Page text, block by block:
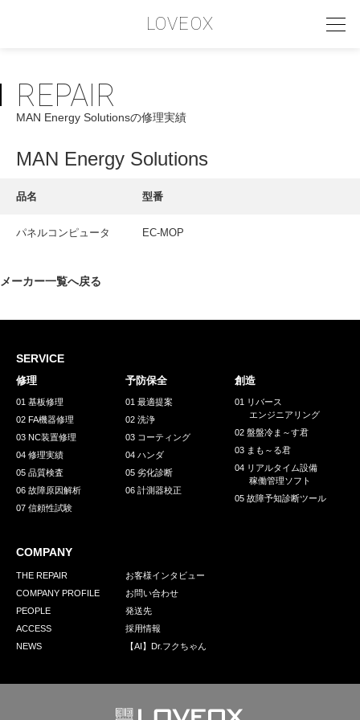
LOVEOX
PHILOSOPHY
フィロソフィー
COMPANY PROFILE
INTERVIEW
採用情報
GREEN CHALLENGE
環境への取り組み
お問い合わせ 発送先
REPAIR
MAN Energy Solutionsの修理実績
MAN Energy Solutions
品名 型番
パネルコンピュータ EC-MOP
メーカー一覧へ戻る
SERVICE
修理
01 基板修理
02 FA機器修理
03 NC装置修理
04 修理実績
05 品質検査
06 故障原因解析
07 信頼性試験
予防保全
01 最適提案
02 洗浄
03 コーティング
04 ハンダ
05 劣化診断
06 計測器校正
創造
01 リバース
エンジニアリング
02 盤盤冷ま～す君
03 まも～る君
04 リアルタイム設備
稼働管理ソフト
05 故障予知診断ツール
COMPANY
THE REPAIR
COMPANY PROFILE
PEOPLE
ACCESS
NEWS
お客様インタビュー
お問い合わせ
発送先
採用情報
【AI】Dr.フクちゃん